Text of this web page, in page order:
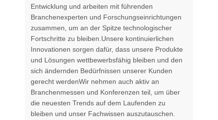
Entwicklung und arbeiten mit führenden
Branchenexperten und Forschungseinrichtungen
zusammen, um an der Spitze technologischer
Fortschritte zu bleiben.Unsere kontinuierlichen
Innovationen sorgen dafür, dass unsere Produkte
und Lösungen wettbewerbsfähig bleiben und den
sich ändernden Bedürfnissen unserer Kunden
gerecht werdenWir nehmen auch aktiv an
Branchenmessen und Konferenzen teil, um über
die neuesten Trends auf dem Laufenden zu
bleiben und unser Fachwissen auszutauschen.